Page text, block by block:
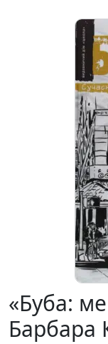
«Буба:
Барбара